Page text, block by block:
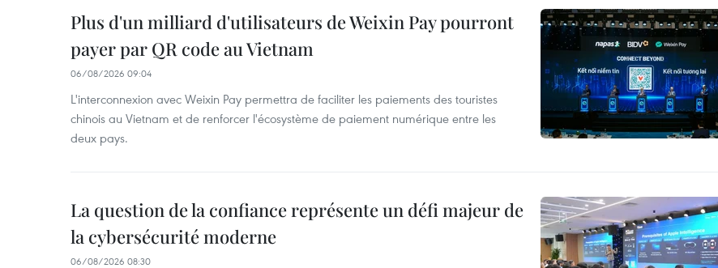
Plus d'un milliard d'utilisateurs de Weixin Pay pourront
payer par QR code au Vietnam
06/08/2026 09:04
L'interconnexion avec Weixin Pay permettra de faciliter les paiements des touristes
chinois au Vietnam et de renforcer l'écosystème de paiement numérique entre les
deux pays.
La question de la confiance représente un défi majeur de
la cybersécurité moderne
06/08/2026 08:30